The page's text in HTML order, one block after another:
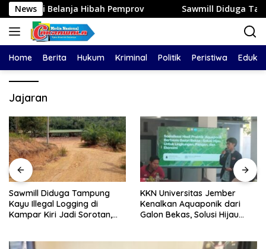
Langsung
ke
konten
NewsHibah Pemprov Sawmill Diduga Tampung Kayu
Home Berita Hukum Kriminal Politik Peristiwa
Jajaran
Sawmill Diduga Tampung
Kayu Illegal Logging di
Kampar Kiri Jadi Sorotan,
KKN Universitas Jember
Kenalkan Aquaponik dari
Galon Bekas, Solusi Hijau